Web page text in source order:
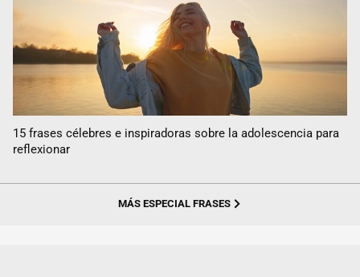
15 frases célebres e inspiradoras sobre la adolescencia para
reflexionar
MÁS ESPECIAL FRASES